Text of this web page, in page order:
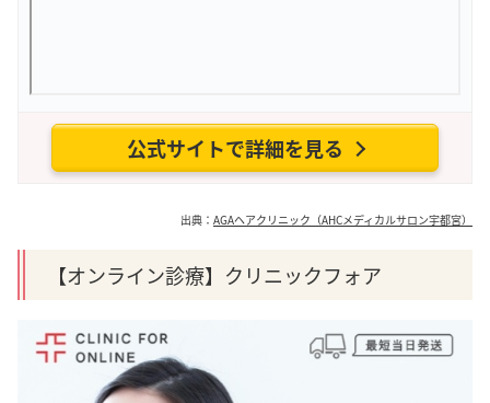
公式サイトで詳細を見る
出典： AGAヘアクリニック（AHCメディカルサロン宇都宮）
【オンライン診療】クリニックフォア